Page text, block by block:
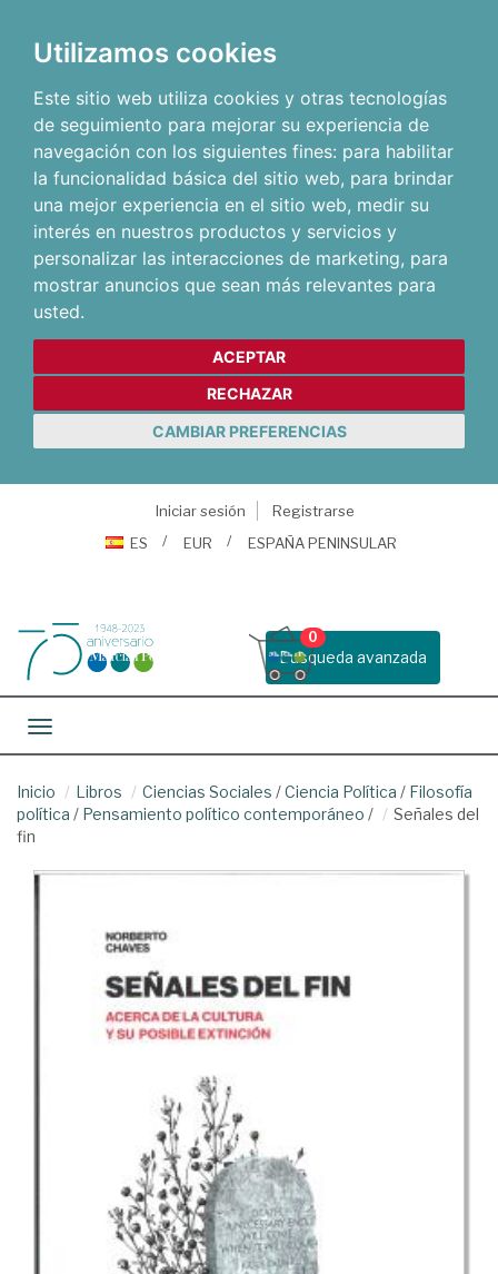
Utilizamos cookies
Este sitio web utiliza cookies y otras tecnologías
de seguimiento para mejorar su experiencia de
navegación con los siguientes fines: para habilitar
la funcionalidad básica del sitio web, para brindar
una mejor experiencia en el sitio web, medir su
interés en nuestros productos y servicios y
personalizar las interacciones de marketing, para
mostrar anuncios que sean más relevantes para
usted.
ACEPTAR
RECHAZAR
CAMBIAR PREFERENCIAS
Iniciar sesión
Registrarse
ES
EUR ESPAÑA PENINSULAR
Busqueda avanzada
0
Toggle navigation
Inicio Libros Ciencias Sociales /Ciencia Política / Filosofía
política / Pensamiento político contemporáneo /
Señales del
fin